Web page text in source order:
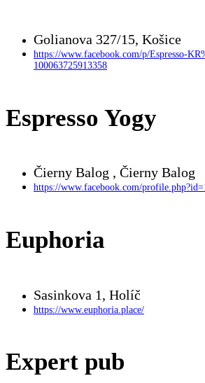
Golianova 327/15, Košice
https://www.facebook.com/p/Espresso-
100063725913358
Espresso Yogy
Čierny Balog , Čierny Balog
https://www.facebook.com/
Euphoria
Sasinkova 1, Holíč
https://www.euphoria.place/
Expert pub